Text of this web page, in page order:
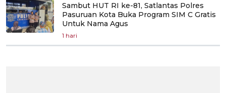
Sambut HUT RI ke-81, Satlantas Polres
Pasuruan Kota Buka Program SIM C Gratis
Untuk Nama Agus
1 hari